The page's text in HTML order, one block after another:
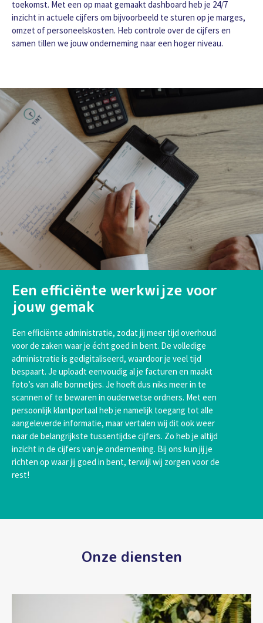
toekomst. Met een op maat gemaakt dashboard heb je 24/7
inzicht in actuele cijfers om bijvoorbeeld te sturen op je marges,
omzet of personeelskosten. Heb controle over de cijfers en
samen tillen we jouw onderneming naar een hoger niveau.
Een efficiënte werkwijze voor
jouw gemak
Een efficiënte administratie, zodat jij meer tijd overhoud
voor de zaken waar je écht goed in bent. De volledige
administratie is gedigitaliseerd, waardoor je veel tijd
bespaart. Je uploadt eenvoudig al je facturen en maakt
foto’s van alle bonnetjes. Je hoeft dus niks meer in te
scannen of te bewaren in ouderwetse ordners. Met een
persoonlijk klantportaal heb je namelijk toegang tot alle
aangeleverde informatie, maar vertalen wij dit ook weer
naar de belangrijkste tussentijdse cijfers. Zo heb je altijd
inzicht in de cijfers van je onderneming. Bij ons kun jij je
richten op waar jij goed in bent, terwijl wij zorgen voor de
rest!
Onze diensten